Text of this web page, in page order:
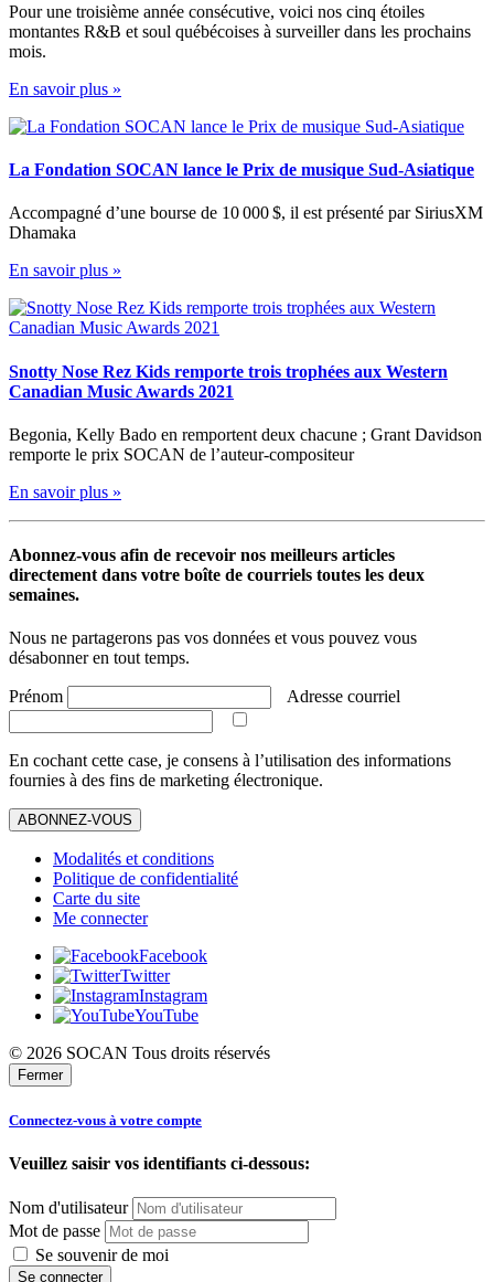
Pour une troisième année consécutive, voici nos cinq étoiles
montantes R&B et soul québécoises à surveiller dans les prochains
mois.
En savoir plus »
La Fondation SOCAN lance le Prix de musique Sud-Asiatique
Accompagné d’une bourse de 10 000 $, il est présenté par SiriusXM
Dhamaka
En savoir plus »
Snotty Nose Rez Kids remporte trois trophées aux Western
Canadian Music Awards 2021
Begonia, Kelly Bado en remportent deux chacune ; Grant Davidson
remporte le prix SOCAN de l’auteur-compositeur
En savoir plus »
Abonnez-vous afin de recevoir nos meilleurs articles
directement dans votre boîte de courriels toutes les deux
semaines.
Nous ne partagerons pas vos données et vous pouvez vous
désabonner en tout temps.
Prénom Adresse courriel
En cochant cette case, je consens à l’utilisation des informations
fournies à des fins de marketing électronique.
ABONNEZ-VOUS
Modalités et conditions
Politique de confidentialité
Carte du site
Me connecter
Facebook
Twitter
Instagram
YouTube
© 2026 SOCAN Tous droits réservés
Fermer
Connectez-vous à votre compte
Veuillez saisir vos identifiants ci-dessous:
Nom d'utilisateur
Mot de passe
Se souvenir de moi